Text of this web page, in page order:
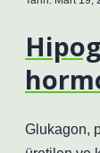
Glukagon,